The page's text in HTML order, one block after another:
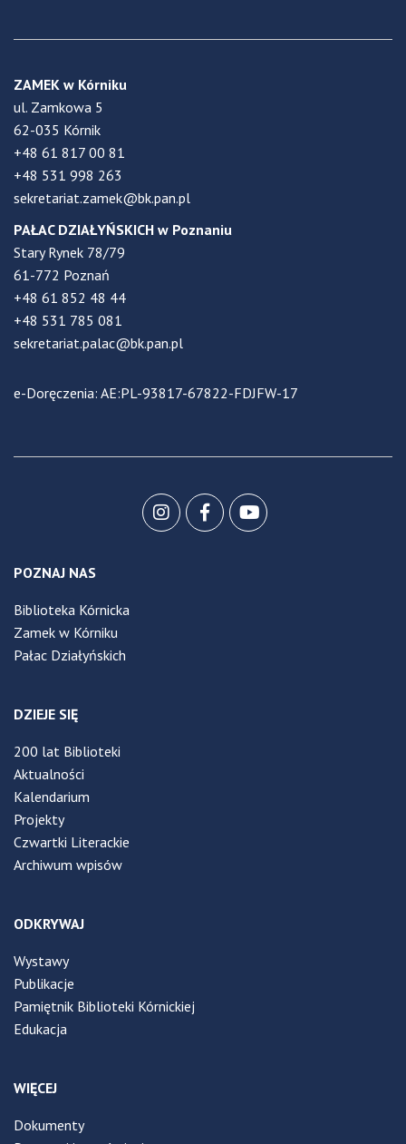
ZAMEK w Kórniku
ul. Zamkowa 5
62-035 Kórnik
+48 61 817 00 81
+48 531 998 263
sekretariat.zamek@bk.pan.pl
PAŁAC DZIAŁYŃSKICH w Poznaniu
Stary Rynek 78/79
61-772 Poznań
+48 61 852 48 44
+48 531 785 081
sekretariat.palac@bk.pan.pl
e-Doręczenia: AE:PL-93817-67822-FDJFW-17
POZNAJ NAS
Biblioteka Kórnicka
Zamek w Kórniku
Pałac Działyńskich
DZIEJE SIĘ
200 lat Biblioteki
Aktualności
Kalendarium
Projekty
Czwartki Literackie
Archiwum wpisów
ODKRYWAJ
Wystawy
Publikacje
Pamiętnik Biblioteki Kórnickiej
Edukacja
WIĘCEJ
Dokumenty